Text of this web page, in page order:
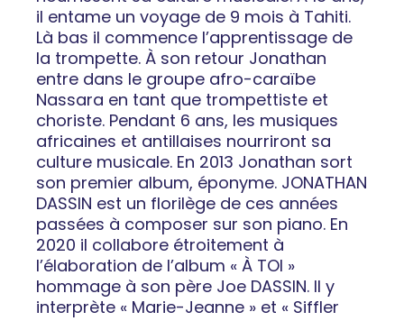
il entame un voyage de 9 mois à Tahiti.
Là bas il commence l’apprentissage de
la trompette. À son retour Jonathan
entre dans le groupe afro-caraïbe
Nassara en tant que trompettiste et
choriste. Pendant 6 ans, les musiques
africaines et antillaises nourriront sa
culture musicale. En 2013 Jonathan sort
son premier album, éponyme. JONATHAN
DASSIN est un florilège de ces années
passées à composer sur son piano. En
2020 il collabore étroitement à
l’élaboration de l’album « À TOI »
hommage à son père Joe DASSIN. Il y
interprète « Marie-Jeanne » et « Siffler